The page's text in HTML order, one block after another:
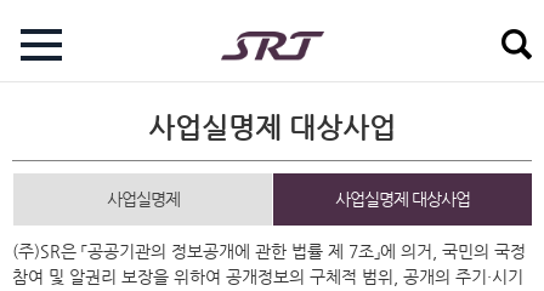
사업실명제 대상사업
사업실명제 사업실명제 대상사업
(주)SR은 「공공기관의 정보공개에 관한 법률 제 7조」에 의거, 국민의 국정
참여 및 알권리 보장을 위하여 공개정보의 구체적 범위, 공개의 주기·시기